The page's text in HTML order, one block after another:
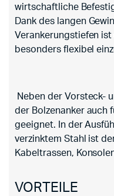
wirtschaftliche
Dank des langen
Verankerungstiefen ist
besonders flexibel
Neben der Vorsteck-
der Bolzenanker auch
geeignet. In der
verzinktem Stahl ist
Kabeltrassen,
VORTEILE